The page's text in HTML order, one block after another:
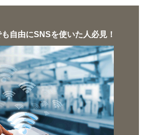
自由にSNSを使いた人必見！